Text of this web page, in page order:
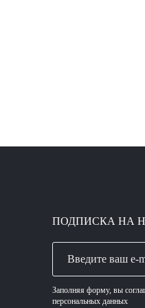
ПОДПИСКА НА
Заполняя форму, вы
персональных данных